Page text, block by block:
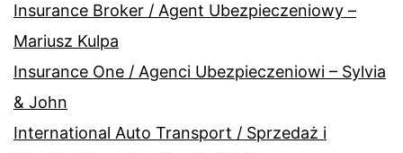
Insurance Broker / Agent Ubezpieczeniowy –
Mariusz Kulpa
Insurance One / Agenci Ubezpieczeniowi – Sylvia
& John
International Auto Transport / Sprzedaż i